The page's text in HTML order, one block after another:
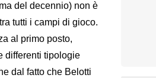
del decennio) non è
tutti i campi di gioco.
al primo posto,
differenti tipologie
dal fatto che Belotti